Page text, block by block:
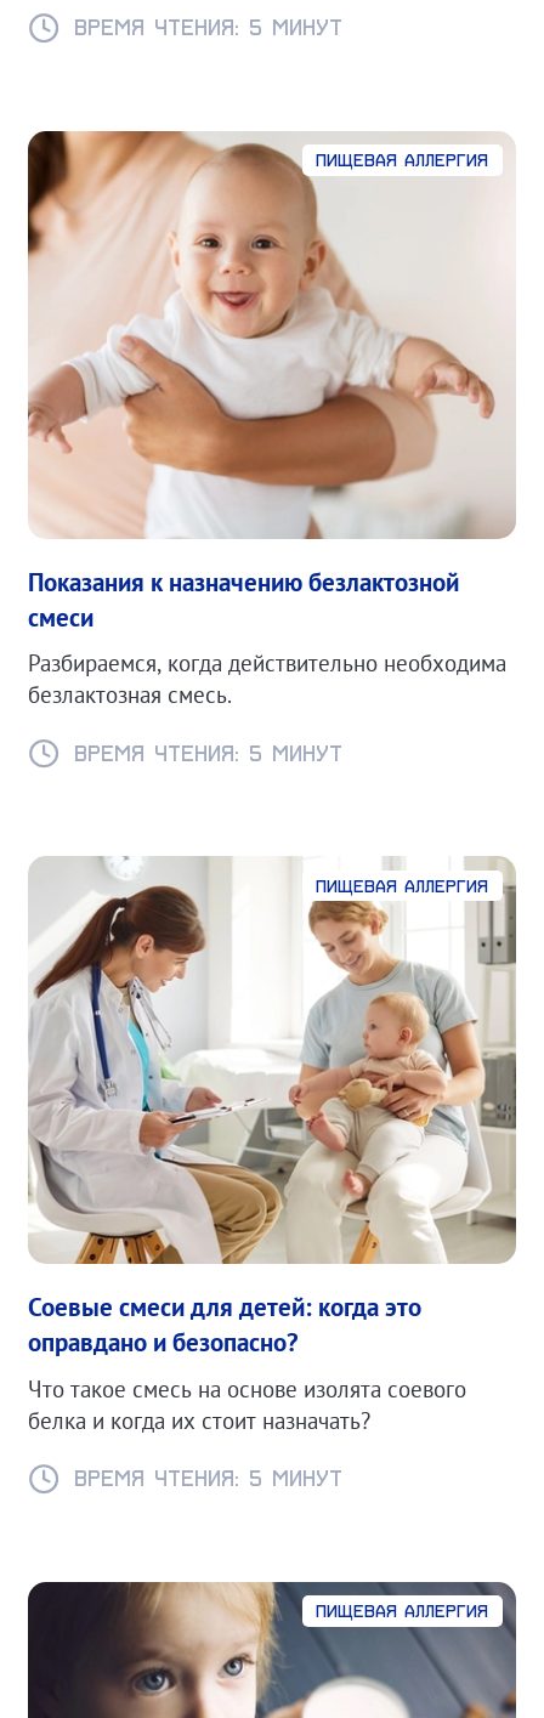
Время чтения: 5 минут
Пищевая аллергия
Показания к назначению безлактозной
смеси
Разбираемся, когда действительно необходима
безлактозная смесь.
Время чтения: 5 минут
Пищевая аллергия
Соевые смеси для детей: когда это
оправдано и безопасно?
Что такое смесь на основе изолята соевого
белка и когда их стоит назначать?
Время чтения: 5 минут
Пищевая аллергия